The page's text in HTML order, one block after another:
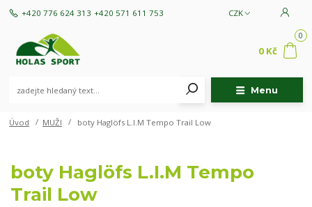
Menu
CZK
+420 776 624 313 +420 571 611 753
0
0 Kč
Úvod MUŽI boty Haglöfs L.I.M Tempo Trail Low
boty Haglöfs L.I.M Tempo
Trail Low